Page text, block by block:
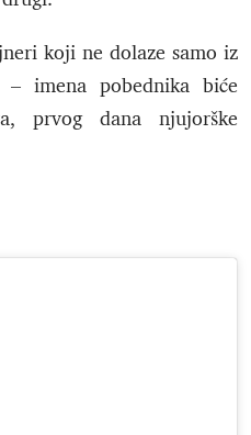
koji ne dolaze samo iz
– imena pobednika biće
prvog dana njujorške